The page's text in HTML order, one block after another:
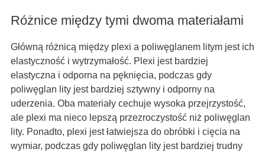
Różnice między tymi dwoma materiałami
Główną różnicą między plexi a poliwęglanem litym jest ich
elastyczność i wytrzymałość. Plexi jest bardziej
elastyczna i odporna na pęknięcia, podczas gdy
poliwęglan lity jest bardziej sztywny i odporny na
uderzenia. Oba materiały cechuje wysoka przejrzystość,
ale plexi ma nieco lepszą przezroczystość niż poliwęglan
lity. Ponadto, plexi jest łatwiejsza do obróbki i cięcia na
wymiar, podczas gdy poliwęglan lity jest bardziej trudny